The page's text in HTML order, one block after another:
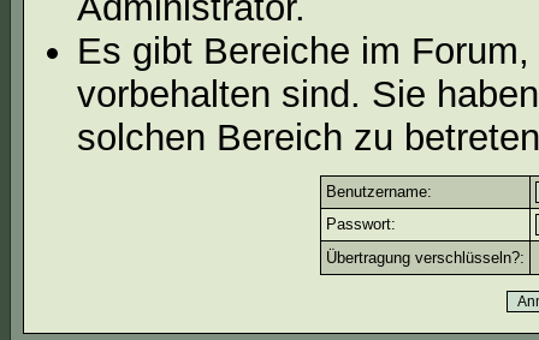
Es gibt Bereiche im
vorbehalten sind. Sie
solchen Bereich zu
Benutzername:
Passwort:
Übertragung verschlüsseln?: